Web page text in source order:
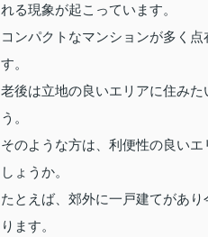
れる現象が起こっています。
コンパクトなマンションが多く
す。
老後は立地の良いエリアに住み
う。
そのような方は、利便性の良い
しょうか。
たとえば、郊外に一戸建てがあ
ります。